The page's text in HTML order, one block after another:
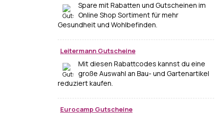
Spare mit Rabatten und Gutscheinen im
Online Shop Sortiment für mehr
Gesundheit und Wohlbefinden.
Leitermann Gutscheine
Mit diesen Rabattcodes kannst du eine
große Auswahl an Bau- und Gartenartikel
reduziert kaufen.
Eurocamp Gutscheine